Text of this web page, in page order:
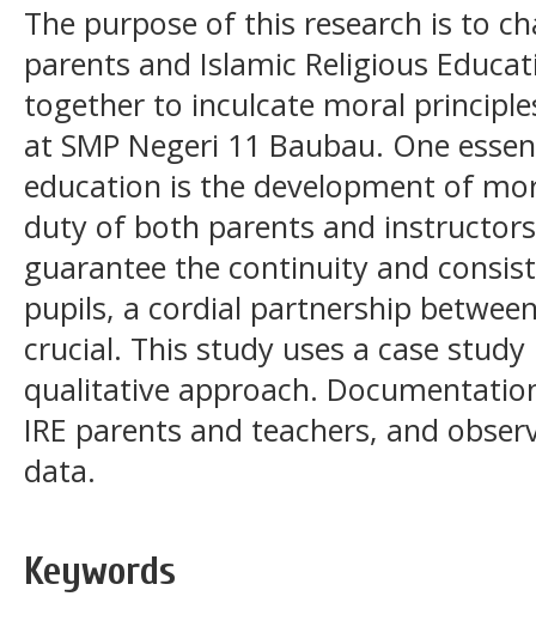
The purpose of this research is to
parents and Islamic Religious
together to inculcate moral
at SMP Negeri 11 Baubau. One
education is the development of
duty of both parents and
guarantee the continuity and
pupils, a cordial partnership
crucial. This study uses a case
qualitative approach.
IRE parents and teachers, and
data.
Keywords